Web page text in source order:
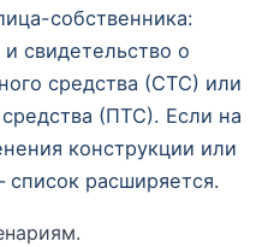
собственника:
свидетельство о
средства (СТС) или
(ПТС). Если на
конструкции или
расширяется.